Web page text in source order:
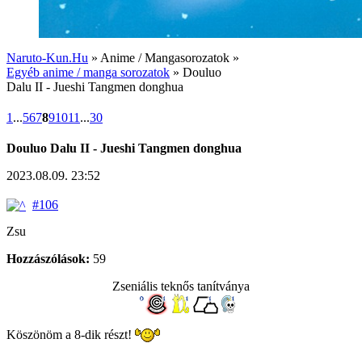
Naruto-Kun.Hu » Anime / Mangasorozatok »
Egyéb anime / manga sorozatok » Douluo
Dalu II - Jueshi Tangmen donghua
1 ...567891011 ...30
Douluo Dalu II - Jueshi Tangmen donghua
2023.08.09. 23:52
#106
Zsu
Hozzászólások: 59
Zseniális teknős tanítványa
Köszönöm a 8-dik részt!